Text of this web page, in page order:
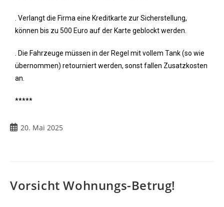
. Verlangt die Firma eine Kreditkarte zur Sicherstellung,
können bis zu 500 Euro auf der Karte geblockt werden.
. Die Fahrzeuge müssen in der Regel mit vollem Tank (so wie
übernommen) retourniert werden, sonst fallen Zusatzkosten
an.
*****
20. Mai 2025
Vorsicht Wohnungs-Betrug!